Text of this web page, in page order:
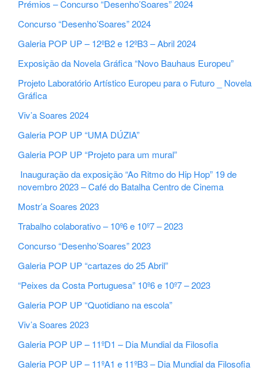
Prémios – Concurso “Desenho’Soares” 2024
Concurso “Desenho’Soares” 2024
Galeria POP UP – 12ºB2 e 12ºB3 – Abril 2024
Exposição da Novela Gráfica “Novo Bauhaus Europeu”
Projeto Laboratório Artístico Europeu para o Futuro _ Novela
Gráfica
Viv’a Soares 2024
Galeria POP UP “UMA DÚZIA”
Galeria POP UP “Projeto para um mural”
Inauguração da exposição “Ao Ritmo do Hip Hop” 19 de
novembro 2023 – Café do Batalha Centro de Cinema
Mostr’a Soares 2023
Trabalho colaborativo – 10º6 e 10º7 – 2023
Concurso “Desenho’Soares” 2023
Galeria POP UP “cartazes do 25 Abril”
“Peixes da Costa Portuguesa” 10º6 e 10º7 – 2023
Galeria POP UP “Quotidiano na escola”
Viv’a Soares 2023
Galeria POP UP – 11ºD1 – Dia Mundial da Filosofia
Galeria POP UP – 11ºA1 e 11ºB3 – Dia Mundial da Filosofia